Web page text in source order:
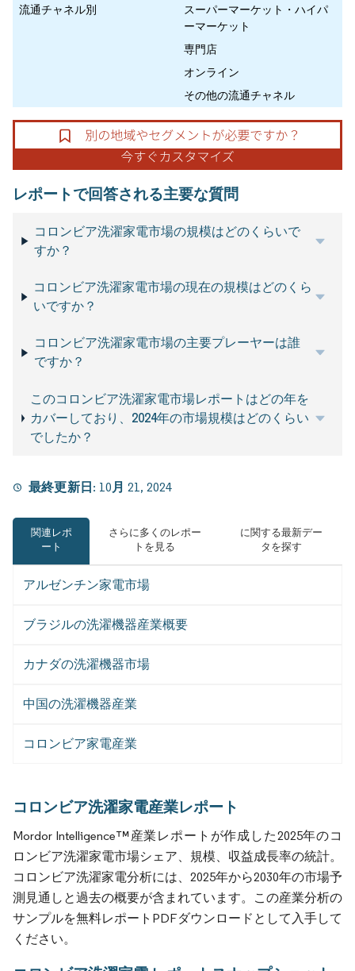
流通チャネル別
スーパーマーケット・ハイパ
ーマーケット
専門店
オンライン
その他の流通チャネル
レポートで回答される主要な質問
コロンビア洗濯家電市場の規模はどのくらいで
すか？
コロンビア洗濯家電市場の現在の規模はどのくら
いですか？
コロンビア洗濯家電市場の主要プレーヤーは誰
ですか？
このコロンビア洗濯家電市場レポートはどの年を
カバーしており、2024年の市場規模はどのくらい
でしたか？
最終更新日: 10月 21, 2024
関連レポ
ート
さらに多くのレポー
トを見る
に関する最新デー
タを探す
アルゼンチン家電市場
ブラジルの洗濯機器産業概要
カナダの洗濯機器市場
中国の洗濯機器産業
コロンビア家電産業
コロンビア洗濯家電産業レポート
Mordor Intelligence™産業レポートが作成した2025年のコ
ロンビア洗濯家電市場シェア、規模、収益成長率の統計。
コロンビア洗濯家電分析には、2025年から2030年の市場予
測見通しと過去の概要が含まれています。この産業分析の
サンプルを無料レポートPDFダウンロードとして入手して
ください。